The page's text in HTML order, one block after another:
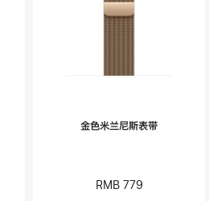
金色米兰尼斯表带
RMB 779